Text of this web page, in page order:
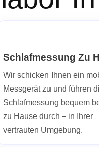
Schlafmessung Zu
Wir schicken Ihnen ein
Messgerät zu und führen
Schlafmessung bequem
zu Hause durch – in Ihrer
vertrauten Umgebung.